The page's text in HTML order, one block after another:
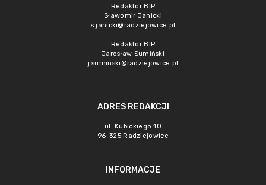
Redaktor BIP
Sławomir Janicki
s.janicki@radziejowice.pl
Redaktor BIP
Jarosław Sumiński
j.suminski@radziejowice.pl
ADRES REDAKCJI
ul. Kubickiego 10
96-325 Radziejowice
INFORMACJE